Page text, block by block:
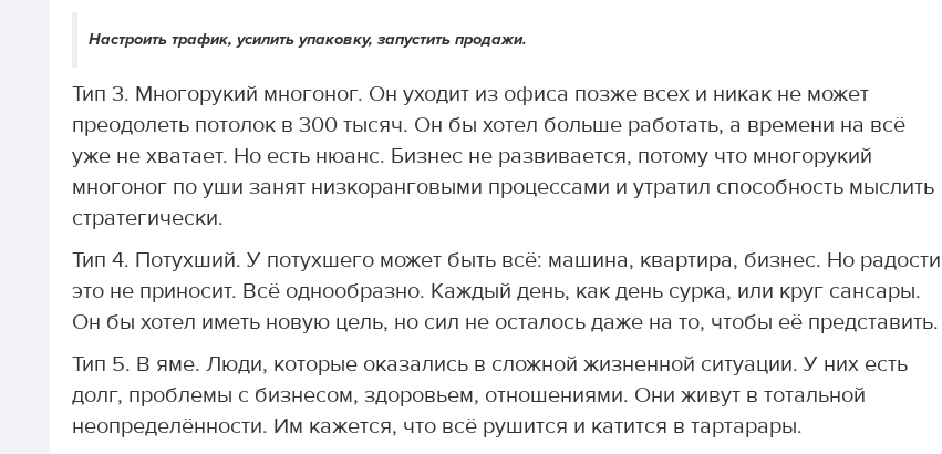
Настроить трафик, усилить упаковку, запустить продажи.
Тип 3. Многорукий многоног. Он уходит из офиса позже всех и никак не может
преодолеть потолок в 300 тысяч. Он бы хотел больше работать, а времени на всё
уже не хватает. Но есть нюанс. Бизнес не развивается, потому что многорукий
многоног по уши занят низкоранговыми процессами и утратил способность мыслить
стратегически.
Тип 4. Потухший. У потухшего может быть всё: машина, квартира, бизнес. Но радости
это не приносит. Всё однообразно. Каждый день, как день сурка, или круг сансары.
Он бы хотел иметь новую цель, но сил не осталось даже на то, чтобы её представить.
Тип 5. В яме. Люди, которые оказались в сложной жизненной ситуации. У них есть
долг, проблемы с бизнесом, здоровьем, отношениями. Они живут в тотальной
неопределённости. Им кажется, что всё рушится и катится в тартарары.